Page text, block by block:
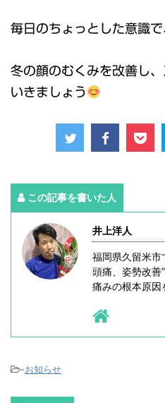
毎日のちょっとした意識で
冬の顔のむくみを改善し
いきましょう
この記事を書いた人
井上洋人
福岡県久留米市
頭痛、姿勢改善
痛みの根本原因
-お知らせ